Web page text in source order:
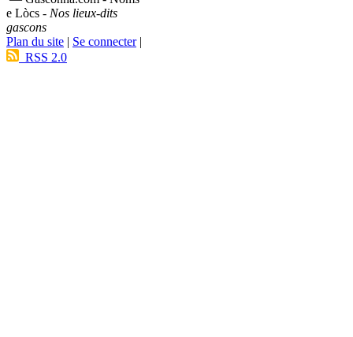
e Lòcs - Nos lieux-dits
gascons
Plan du site | Se connecter|
RSS 2.0